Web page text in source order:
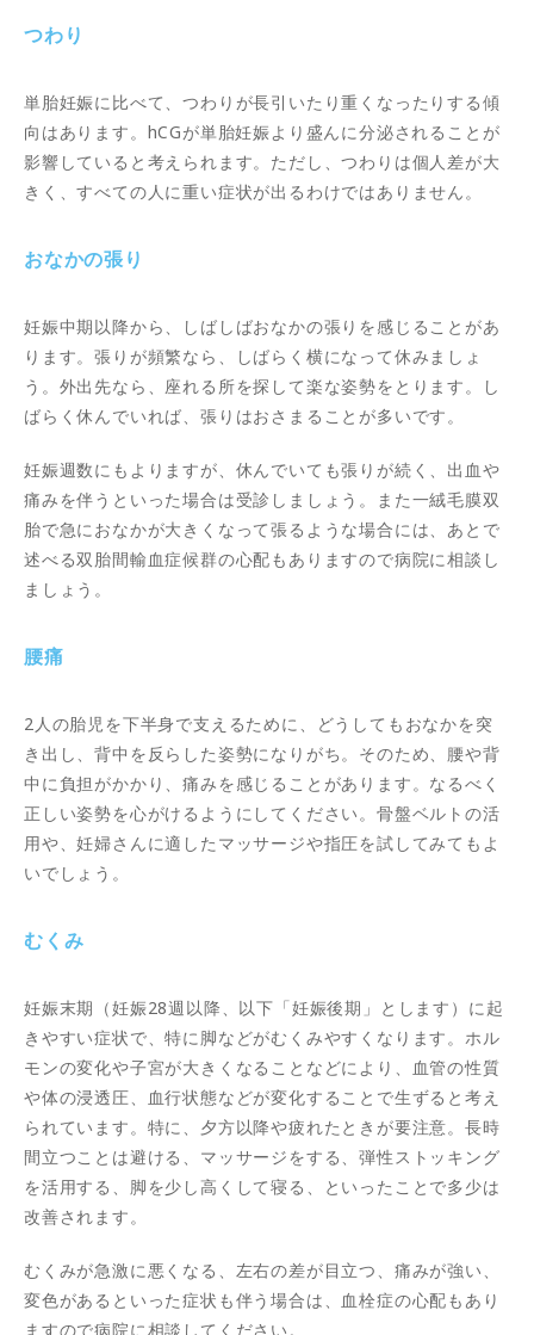
つわり
単胎妊娠に比べて、つわりが長引いたり重くなったりする傾
向はあります。hCGが単胎妊娠より盛んに分泌されることが
影響していると考えられます。ただし、つわりは個人差が大
きく、すべての人に重い症状が出るわけではありません。
おなかの張り
妊娠中期以降から、しばしばおなかの張りを感じることがあ
ります。張りが頻繁なら、しばらく横になって休みましょ
う。外出先なら、座れる所を探して楽な姿勢をとります。し
ばらく休んでいれば、張りはおさまることが多いです。
妊娠週数にもよりますが、休んでいても張りが続く、出血や
痛みを伴うといった場合は受診しましょう。また一絨毛膜双
胎で急におなかが大きくなって張るような場合には、あとで
述べる双胎間輸血症候群の心配もありますので病院に相談し
ましょう。
腰痛
2人の胎児を下半身で支えるために、どうしてもおなかを突
き出し、背中を反らした姿勢になりがち。そのため、腰や背
中に負担がかかり、痛みを感じることがあります。なるべく
正しい姿勢を心がけるようにしてください。骨盤ベルトの活
用や、妊婦さんに適したマッサージや指圧を試してみてもよ
いでしょう。
むくみ
妊娠末期（妊娠28週以降、以下「妊娠後期」とします）に起
きやすい症状で、特に脚などがむくみやすくなります。ホル
モンの変化や子宮が大きくなることなどにより、血管の性質
や体の浸透圧、血行状態などが変化することで生ずると考え
られています。特に、夕方以降や疲れたときが要注意。長時
間立つことは避ける、マッサージをする、弾性ストッキング
を活用する、脚を少し高くして寝る、といったことで多少は
改善されます。
むくみが急激に悪くなる、左右の差が目立つ、痛みが強い、
変色があるといった症状も伴う場合は、血栓症の心配もあり
ますので病院に相談してください。